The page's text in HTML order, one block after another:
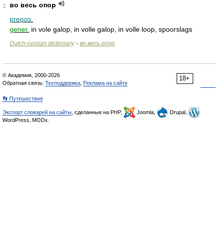
2
во весь опор
prepos.
gener. in vole galop, in volle galop, in volle loop, spoorslags
Dutch-russian dictionary> во весь опор
18+
© Академик, 2000-2026
Обратная связь: Техподдержка Реклама на сайте
👣 Путешествия
Экспорт словарей на сайты , сделанные на PHP, Joomla,
Drupal,
WordPress, MODx.